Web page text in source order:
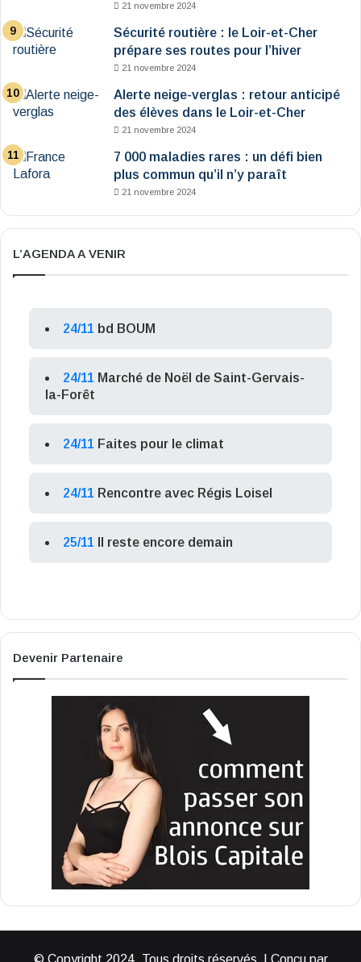
21 novembre 2024
Sécurité routière : le Loir-et-Cher
prépare ses routes pour l’hiver
21 novembre 2024
Alerte neige-verglas : retour anticipé
des élèves dans le Loir-et-Cher
21 novembre 2024
7 000 maladies rares : un défi bien
plus commun qu’il n’y paraît
21 novembre 2024
L’AGENDA A VENIR
24/11 bd BOUM
24/11 Marché de Noël de Saint-Gervais-
la-Forêt
24/11 Faites pour le climat
24/11 Rencontre avec Régis Loisel
25/11 Il reste encore demain
Devenir Partenaire
© Copyright 2024, Tous droits réservés | Conçu par